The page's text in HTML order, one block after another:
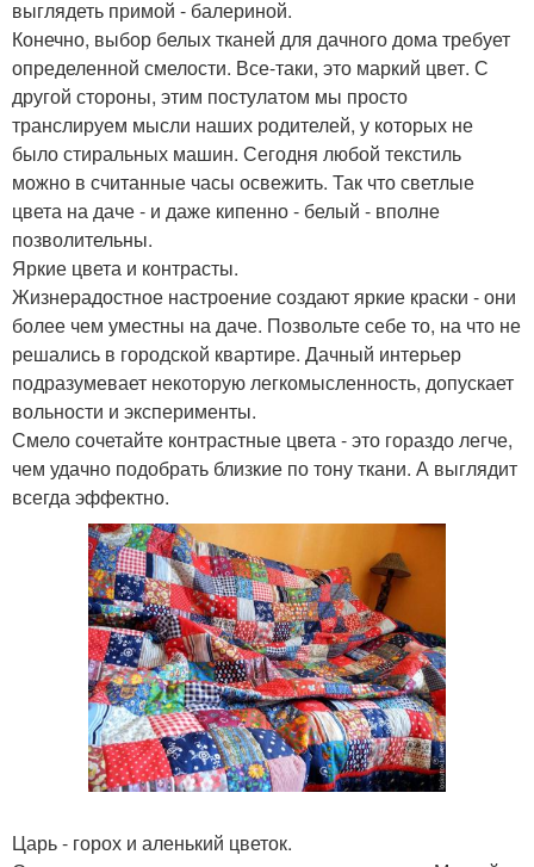
выглядеть примой - балериной.
Конечно, выбор белых тканей для дачного дома требует
определенной смелости. Все-таки, это маркий цвет. С
другой стороны, этим постулатом мы просто
транслируем мысли наших родителей, у которых не
было стиральных машин. Сегодня любой текстиль
можно в считанные часы освежить. Так что светлые
цвета на даче - и даже кипенно - белый - вполне
позволительны.
Яркие цвета и контрасты.
Жизнерадостное настроение создают яркие краски - они
более чем уместны на даче. Позвольте себе то, на что не
решались в городской квартире. Дачный интерьер
подразумевает некоторую легкомысленность, допускает
вольности и эксперименты.
Смело сочетайте контрастные цвета - это гораздо легче,
чем удачно подобрать близкие по тону ткани. А выглядит
всегда эффектно.
Царь - горох и аленький цветок.